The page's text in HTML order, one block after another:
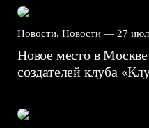
Новости, Новости — 27
Новое место в
создателей клуба